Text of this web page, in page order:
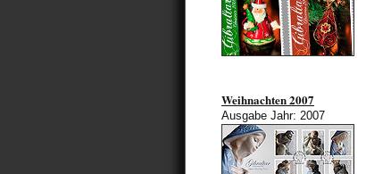
Weihnachten 2007
Ausgabe Jahr: 2007